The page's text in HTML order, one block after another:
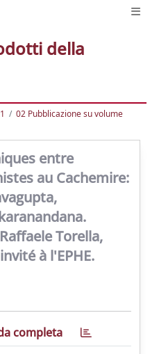
della
02 Pubblicazione su volume
entre
au Cachemire:
Torella,
à l'EPHE.
completa